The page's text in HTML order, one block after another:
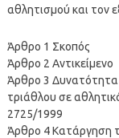
αθλητισμού και τον
Άρθρο 1 Σκοπός
Άρθρο 2 Αντικείμενο
Άρθρο 3 Δυνατότητα
τριάθλου σε
2725/1999
Άρθρο 4 Κατάργηση